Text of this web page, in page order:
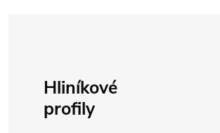
Hliníkové
profily